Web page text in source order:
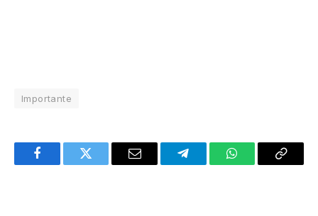
Importante
FacebookTwitter Email TelegramWhatsAppCopy